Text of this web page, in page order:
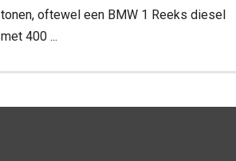
tonen, oftewel een BMW 1 Reeks diesel
met 400 ...